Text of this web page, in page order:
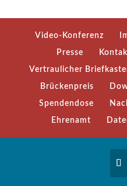
Video-Konferenz
Presse
Vertraulicher
Brückenpreis
Spendendose
Ehrenamt